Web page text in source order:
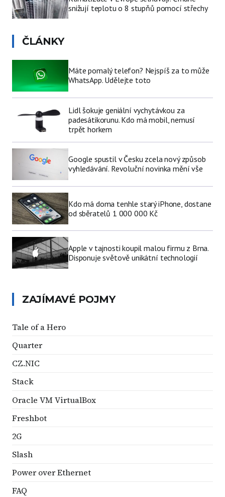
snižují teplotu o 8 stupňů pomocí střechy
ČLÁNKY
Máte pomalý telefon? Nejspíš za to může
WhatsApp. Udělejte toto
Lidl šokuje geniální vychytávkou za
padesátikorunu. Kdo má mobil, nemusí
trpět horkem
Google spustil v Česku zcela nový způsob
vyhledávání. Revoluční novinka mění vše
Kdo má doma tenhle starý iPhone, dostane
od sběratelů 1 000 000 Kč
Apple v tajnosti koupil malou firmu z Brna.
Disponuje světově unikátní technologií
ZAJÍMAVÉ POJMY
Tale of a Hero
Quarter
CZ.NIC
Stack
Oracle VM VirtualBox
Freshbot
2G
Slash
Power over Ethernet
FAQ